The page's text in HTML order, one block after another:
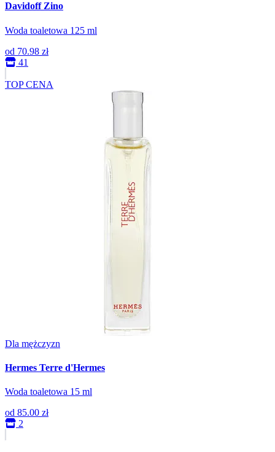
Davidoff Zino
Woda toaletowa 125 ml
od 70.98 zł
41
TOP CENA
Dla mężczyzn
Hermes Terre d'Hermes
Woda toaletowa 15 ml
od 85.00 zł
2